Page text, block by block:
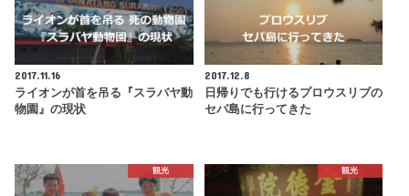
2017.11.16
ライオンが首を吊る『スラバヤ動
物園』の現状
2017.12.8
日帰りでも行けるプロウスリブの
セパ島に行ってきた
観光 観光